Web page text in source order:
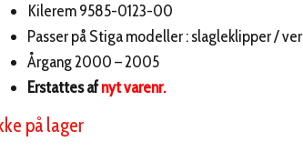
Kilerem 9585-0123-00
Passer på Stiga modeller : slagleklipper /
Årgang 2000 – 2005
Erstattes afnyt varenr.
på lager